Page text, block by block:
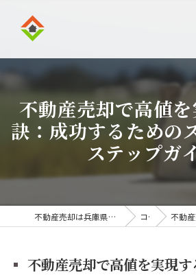
不動産売却で高値
訣：成功するための
ステップガ
不動産売却は兵庫県伊丹市の株式会社アークエステート コラム 不動産売却で高
不動産売却で高値を実現